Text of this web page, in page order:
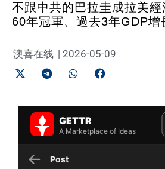
不跟中共的巴拉圭成拉美
60年冠軍、過去3年GDP增
澳喜在线 | 2026-05-09